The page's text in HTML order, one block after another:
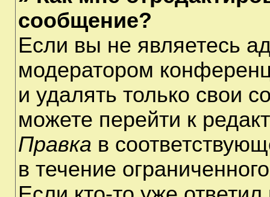
сообщение?
Если вы не являетесь
модератором
и удалять только свои
можете перейти к
Правка в
в течение